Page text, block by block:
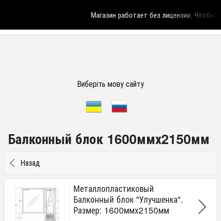
Магазин работает без лицензии. Чтобы
Виберіть мову сайту
Балконный блок 1600ммх2150мм
Назад
Металлопластиковый
Балконный блок "Улучшенка".
Размер: 1600ммх2150мм